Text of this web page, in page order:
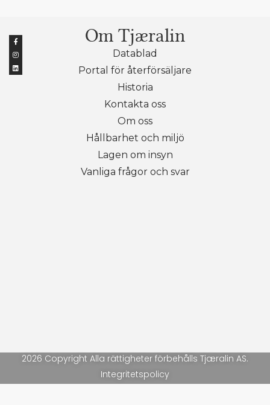
Om Tjæralin
Datablad
Portal för återförsäljare
Historia
Kontakta oss
Om oss
Hållbarhet och miljö
Lagen om insyn
Vanliga frågor och svar
2026 Copyright Alla rättigheter förbehålls Tjæralin AS.
Integritetspolicy